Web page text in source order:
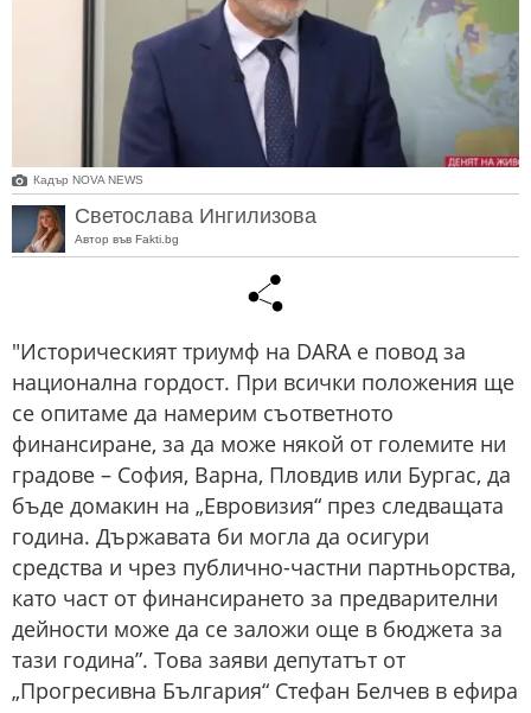
Кадър NOVA NEWS
Светослава Ингилизова
Автор във Fakti.bg
"Историческият триумф на DARA е повод за
национална гордост. При всички положения ще
се опитаме да намерим съответното
финансиране, за да може някой от големите ни
градове – София, Варна, Пловдив или Бургас, да
бъде домакин на „Евровизия“ през следващата
година. Държавата би могла да осигури
средства и чрез публично-частни партньорства,
като част от финансирането за предварителни
дейности може да се заложи още в бюджета за
тази година”. Това заяви депутатът от
„Прогресивна България“ Стефан Белчев в ефира